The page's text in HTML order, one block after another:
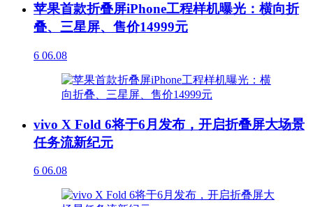
苹果首款折叠屏iPhone工程样机曝光：横向折
叠、三星屏、售价14999元
6 06.08
vivo X Fold 6将于6月发布，开启折叠屏大场景
任务流新纪元
6 06.08